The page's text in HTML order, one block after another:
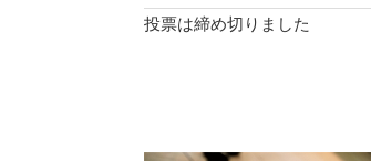
投票は締め切りました